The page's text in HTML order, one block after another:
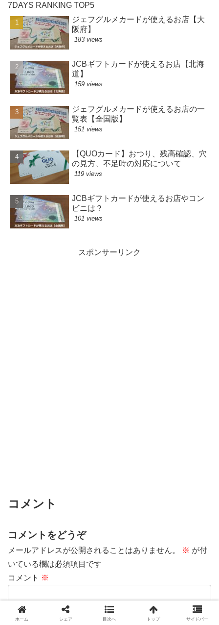
7DAYS RANKING TOP5
ジェフグルメカードが使えるお店【大
阪府】
183 views
JCBギフトカードが使えるお店【北海
道】
159 views
ジェフグルメカードが使えるお店の一
覧表【全国版】
151 views
【QUOカード】おつり、残高確認、穴
の見方、不足時の対応について
119 views
JCBギフトカードが使えるお店やコン
ビニは？
101 views
スポンサーリンク
コメント
コメントをどうぞ
メールアドレスが公開されることはありません。 ※ が付
いている欄は必須項目です
コメント ※
ホーム シェア 目次へ トップ サイドバー